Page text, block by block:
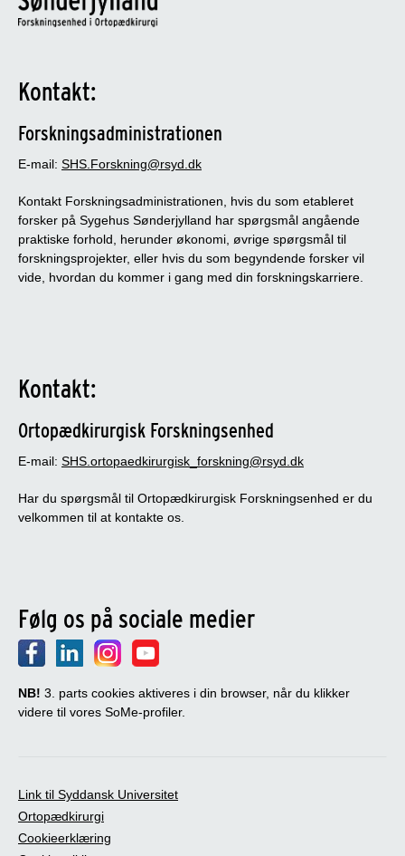
Kontakt:
Forskningsadministrationen
E-mail: SHS.Forskning@rsyd.dk
Kontakt Forskningsadministrationen, hvis du som etableret
forsker på Sygehus Sønderjylland har spørgsmål angående
praktiske forhold, herunder økonomi, øvrige spørgsmål til
forskningsprojekter, eller hvis du som begyndende forsker vil
vide, hvordan du kommer i gang med din forskningskarriere.
Kontakt:
Ortopædkirurgisk Forskningsenhed
E-mail: SHS.ortopaedkirurgisk_forskning@rsyd.dk
Har du spørgsmål til Ortopædkirurgisk Forskningsenhed er du
velkommen til at kontakte os.
Følg os på sociale medier
NB! 3. parts cookies aktiveres i din browser, når du klikker
videre til vores SoMe-profiler.
Link til Syddansk Universitet
Ortopædkirurgi
Cookieerklæring